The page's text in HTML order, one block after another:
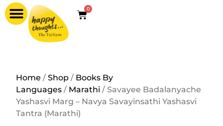
0
Home /Shop / Books By
Languages / Marathi / Savayee Badalanyache
Yashasvi Marg – Navya Savayinsathi Yashasvi
Tantra (Marathi)